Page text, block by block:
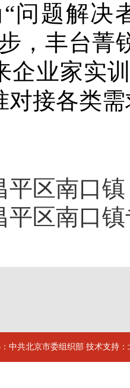
问题解决
，丰台菁
企业家实
对接各类
平区南口
平区南口
中共北京市委组织部 技术支持